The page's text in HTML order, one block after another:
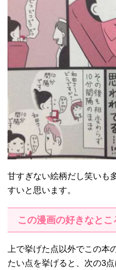
甘すぎない絵柄だし笑いも
すいと思います。
この漫画の好きなと
上で挙げた点以外でこの本
たい点を挙げると、次の3点